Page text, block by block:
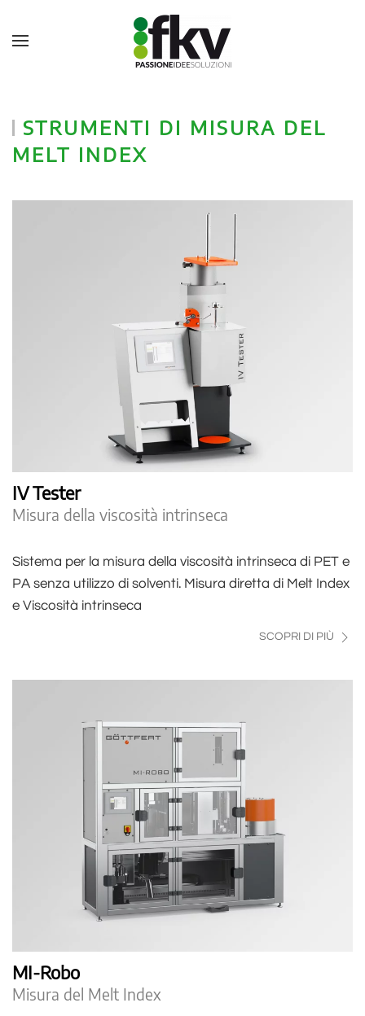
STRUMENTI DI MISURA DEL
MELT INDEX
IV Tester
Misura della viscosità intrinseca
Sistema per la misura della viscosità intrinseca di PET e
PA senza utilizzo di solventi. Misura diretta di Melt Index
e Viscosità intrinseca
SCOPRI DI PIÙ
MI-Robo
Misura del Melt Index